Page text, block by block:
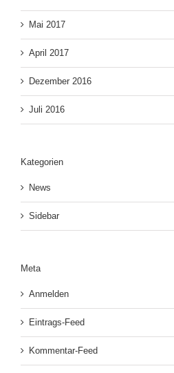
Mai 2017
April 2017
Dezember 2016
Juli 2016
Kategorien
News
Sidebar
Meta
Anmelden
Eintrags-Feed
Kommentar-Feed